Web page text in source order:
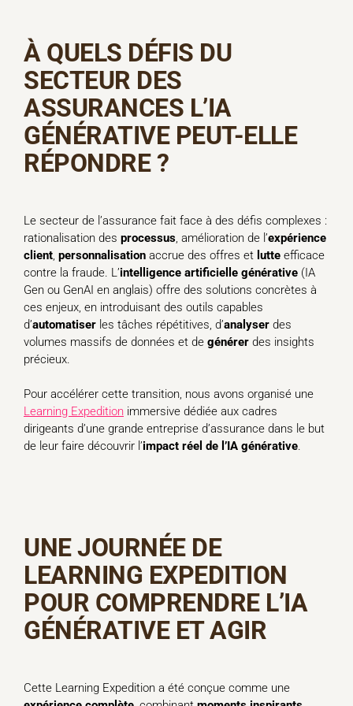
À QUELS DÉFIS DU
SECTEUR DES
ASSURANCES L’IA
GÉNÉRATIVE PEUT-ELLE
RÉPONDRE ?
Le secteur de l’assurance fait face à des défis complexes :
rationalisation des processus, amélioration de l’expérience
client, personnalisation accrue des offres et lutte efficace
contre la fraude. L’intelligence artificielle générative (IA
Gen ou GenAI en anglais) offre des solutions concrètes à
ces enjeux, en introduisant des outils capables
d’automatiser les tâches répétitives, d’analyser des
volumes massifs de données et de générer des insights
précieux.
Pour accélérer cette transition, nous avons organisé une
Learning Expedition immersive dédiée aux cadres
dirigeants d’une grande entreprise d’assurance dans le but
de leur faire découvrir l’impact réel de l’IA générative.
UNE JOURNÉE DE
LEARNING EXPEDITION
POUR COMPRENDRE L’IA
GÉNÉRATIVE ET AGIR
Cette Learning Expedition a été conçue comme une